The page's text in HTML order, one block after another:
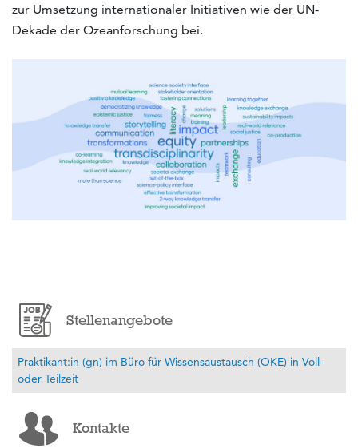
zur Umsetzung internationaler Initiativen wie der UN-
Dekade der Ozeanforschung bei.
Stellenangebote
Praktikant:in (gn) im Büro für Wissensaustausch (OKE) in Voll-
oder Teilzeit
Kontakte